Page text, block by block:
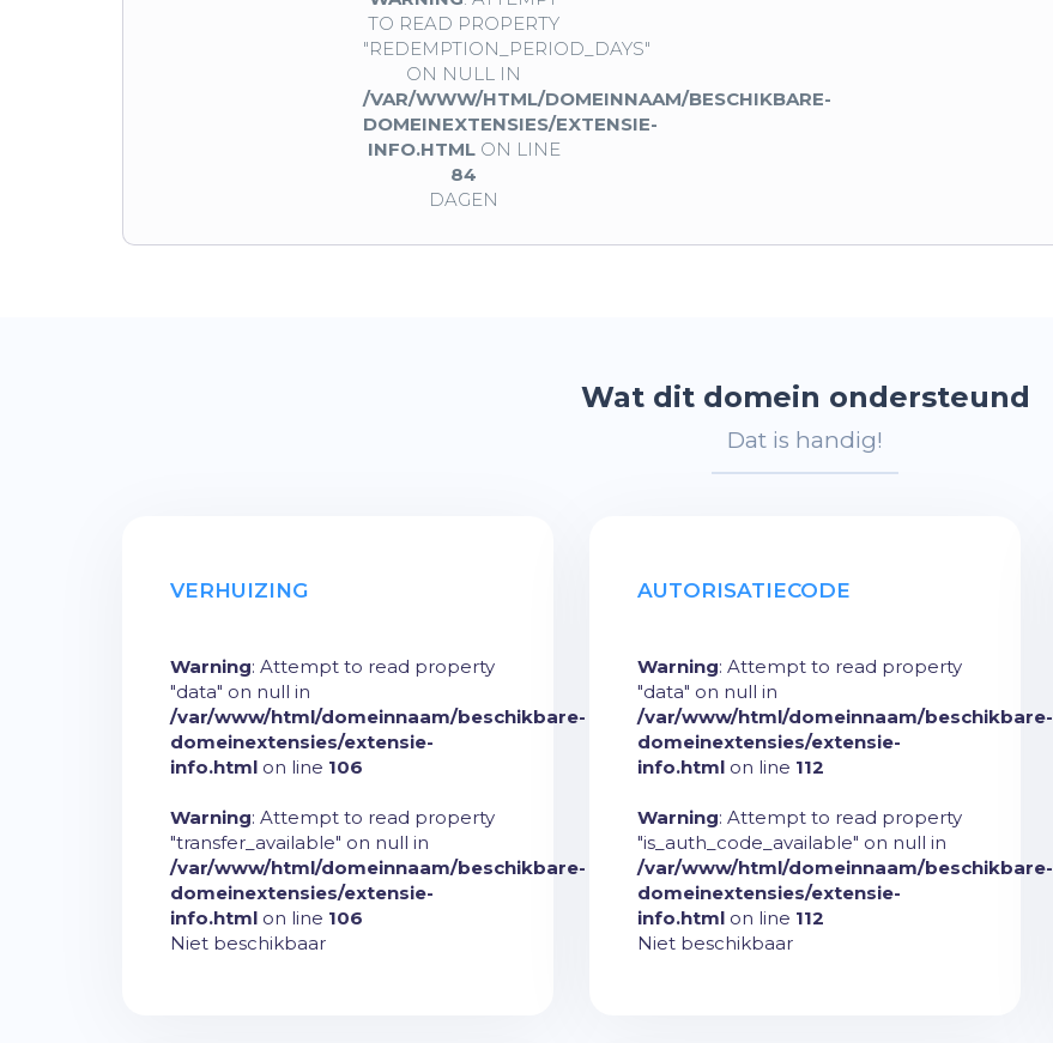
TO READ PROPERTY
"REDEMPTION_PERIOD_DAYS"
ON NULL IN
/VAR/WWW/HTML/DOMEINNAAM/BESCHIKBARE-
DOMEINEXTENSIES/EXTENSIE-
INFO.HTMLON LINE
84
DAGEN
Wat dit domein ondersteund
Dat is handig!
VERHUIZING
Warning: Attempt to read property
"data" on null in
/var/www/html/domeinnaam/beschikbare-
domeinextensies/extensie-
info.html on line 106
Warning: Attempt to read property
"transfer_available" on null in
/var/www/html/domeinnaam/beschikbare-
domeinextensies/extensie-
info.html on line 106
Niet beschikbaar
AUTORISATIECODE
Warning: Attempt to read property
"data" on null in
/var/www/html/domeinnaam/beschikbare-
domeinextensies/extensie-
info.html on line 112
Warning: Attempt to read property
"is_auth_code_available" on null in
/var/www/html/domeinnaam/beschikbare-
domeinextensies/extensie-
info.html on line 112
Niet beschikbaar